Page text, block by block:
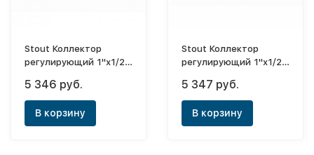
Stout Коллектор
регулирующий 1"х1/2"
уплотнение)
5 346 руб.
В корзину
Stout Коллектор
регулирующий 1"х1/2"
5 347 руб.
В корзину